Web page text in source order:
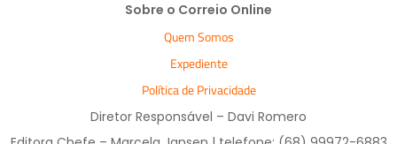
Sobre o Correio Online
Quem Somos
Expediente
Política de Privacidade
Diretor Responsável – Davi Romero